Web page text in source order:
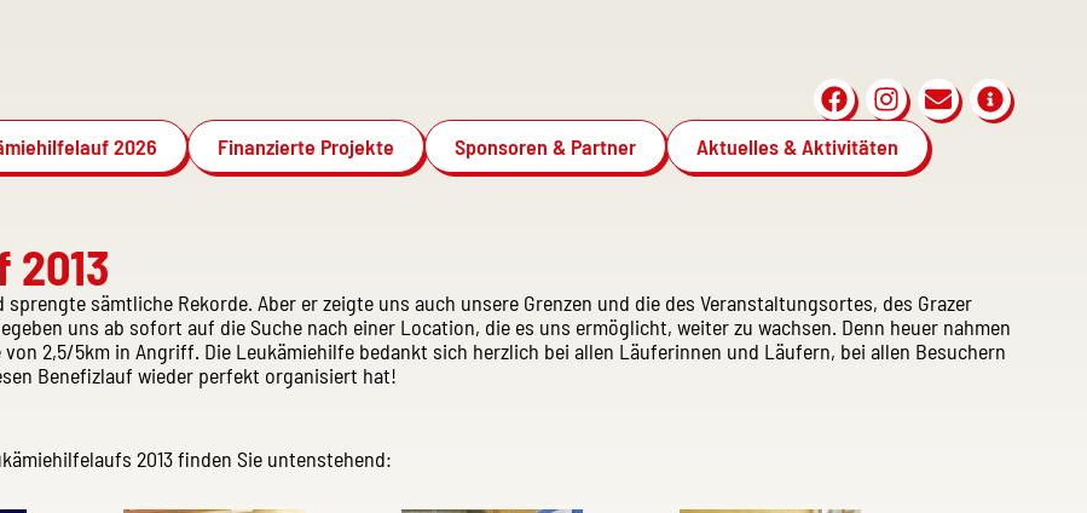
2026 Finanzierte Projekte Sponsoren & Partner Aktuelles & Aktivitäten
sämtliche Rekorde. Aber er zeigte uns auch unsere Grenzen und die des Veranstaltungsortes, des Grazer
uns ab sofort auf die Suche nach einer Location, die es uns ermöglicht, weiter zu wachsen. Denn heuer nahmen
2,5/5km in Angriff. Die Leukämiehilfe bedankt sich herzlich bei allen Läuferinnen und Läufern, bei allen Besuchern
Benefizlauf wieder perfekt organisiert hat!
2013 finden Sie untenstehend: